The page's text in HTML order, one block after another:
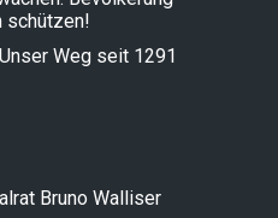
schützen!
Weg seit 1291
Bruno Walliser